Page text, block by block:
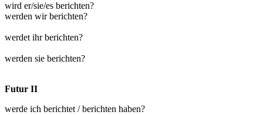
wird er/sie/es berichten?
werden wir berichten?
werdet ihr berichten?
werden sie berichten?
Futur II
werde ich berichtet / berichten haben?